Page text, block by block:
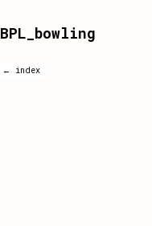
BPL_bowling
← index